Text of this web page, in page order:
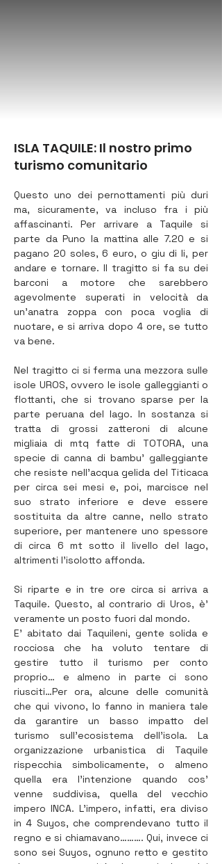
ISLA TAQUILE: Il nostro primo
turismo comunitario
Questo uno dei pernottamenti più duri
ma, sicuramente, va incluso fra i più
affascinanti. Per arrivare a Taquile si
parte da Puno la mattina alle 7.20 e si
pagano 20 soles, 6 euro, o giu di li, per
andare e tornare. Il tragitto si fa su dei
barconi a motore che sarebbero
agevolmente superati in velocità da
un’anatra zoppa con poca voglia di
nuotare, e si arriva dopo 4 ore, se tutto
va bene.
Nel tragitto ci si ferma una mezzora sulle
isole UROS, ovvero le isole galleggianti o
flottanti, che si trovano sparse per la
parte peruana del lago. In sostanza si
tratta di grossi zatteroni di alcune
migliaia di mtq fatte di TOTORA, una
specie di canna di bambu' galleggiante
che resiste nell'acqua gelida del Titicaca
per circa sei mesi e, poi, marcisce nel
suo strato inferiore e deve essere
sostituita da altre canne, nello strato
superiore, per mantenere uno spessore
di circa 6 mt sotto il livello del lago,
altrimenti l’isolotto affonda.
Si riparte e in tre ore circa si arriva a
Taquile. Questo, al contrario di Uros, è'
veramente un posto fuori dal mondo.
E' abitato dai Taquileni, gente solida e
rocciosa che ha voluto tentare di
gestire tutto il turismo per conto
proprio… e almeno in parte ci sono
riusciti…Per ora, alcune delle comunità
che qui vivono, lo fanno in maniera tale
da garantire un basso impatto del
turismo sull’ecosistema dell'isola. La
organizzazione urbanistica di Taquile
rispecchia simbolicamente, o almeno
quella era l’intenzione quando cos’
venne suddivisa, quella del vecchio
impero INCA. L’impero, infatti, era diviso
in 4 Suyos, che comprendevano tutto il
regno e si chiamavano………. Qui, invece ci
sono sei Suyos, ognuno retto e gestito